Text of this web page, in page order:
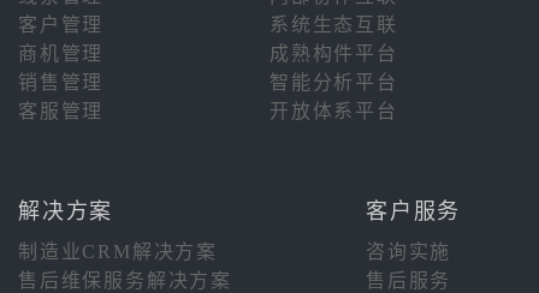
客户管理
系统生态互联
商机管理
成熟构件平台
销售管理
智能分析平台
客服管理
开放体系平台
解决方案 客户服务
制造业CRM解决方案
咨询实施
售后维保服务解决方案
售后服务